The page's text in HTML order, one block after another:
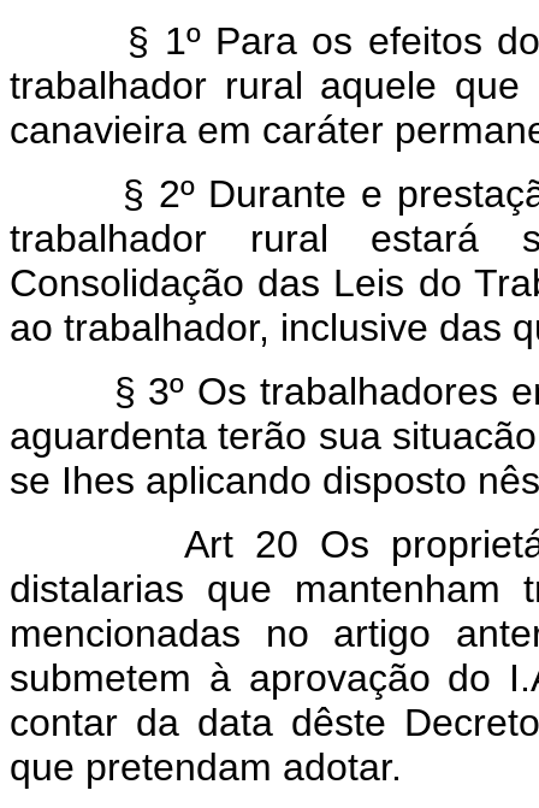
§ 1º Para os efeitos do
trabalhador rural aquele
canavieira em caráter
§ 2º Durante e
trabalhador rural estará
Consolidação das Leis do
ao trabalhador, inclusive das
§ 3º Os trabalhadores
aguardenta terão sua
se Ihes aplicando disposto
Art 20 Os
distalarias que mantenham
mencionadas no artigo
submetem à aprovação do
contar da data dêste
que pretendam adotar.